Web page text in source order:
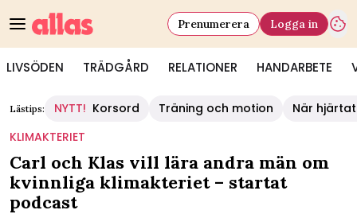
LIVSÖDEN TRÄDGÅRD RELATIONER HANDARBETE
Prenumerera Logga in
Lästips: NYTT! Korsord Träning och motion
När
KLIMAKTERIET
Carl och Klas vill lära andra män om
kvinnliga klimakteriet – startat
podcast